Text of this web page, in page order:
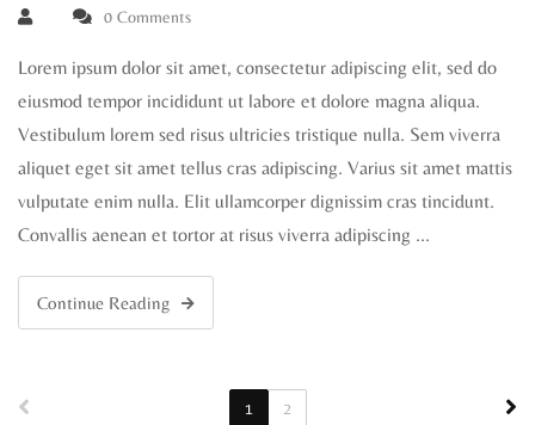
0 Comments
Lorem ipsum dolor sit amet, consectetur adipiscing elit, sed do
eiusmod tempor incididunt ut labore et dolore magna aliqua.
Vestibulum lorem sed risus ultricies tristique nulla. Sem viverra
aliquet eget sit amet tellus cras adipiscing. Varius sit amet mattis
vulputate enim nulla. Elit ullamcorper dignissim cras tincidunt.
Convallis aenean et tortor at risus viverra adipiscing …
Continue Reading
1 2